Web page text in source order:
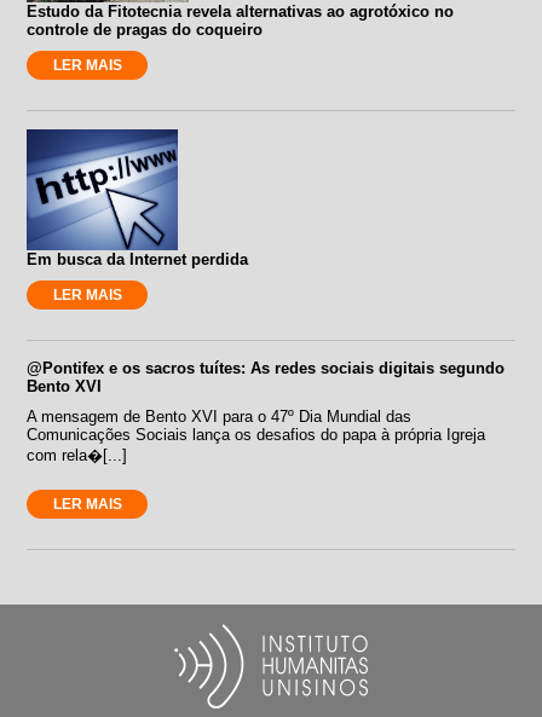
Estudo da Fitotecnia revela alternativas ao agrotóxico no
controle de pragas do coqueiro
LER MAIS
Em busca da Internet perdida
LER MAIS
@Pontifex e os sacros tuítes: As redes sociais digitais segundo
Bento XVI
A mensagem de Bento XVI para o 47º Dia Mundial das
Comunicações Sociais lança os desafios do papa à própria Igreja
com rela�[...]
LER MAIS